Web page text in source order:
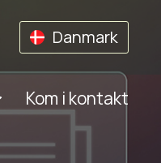
Danmark
Kom i kontakt